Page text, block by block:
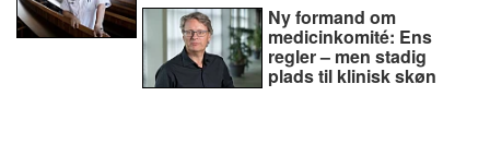
Ny formand om
medicinkomité: Ens
regler – men stadig
plads til klinisk skøn